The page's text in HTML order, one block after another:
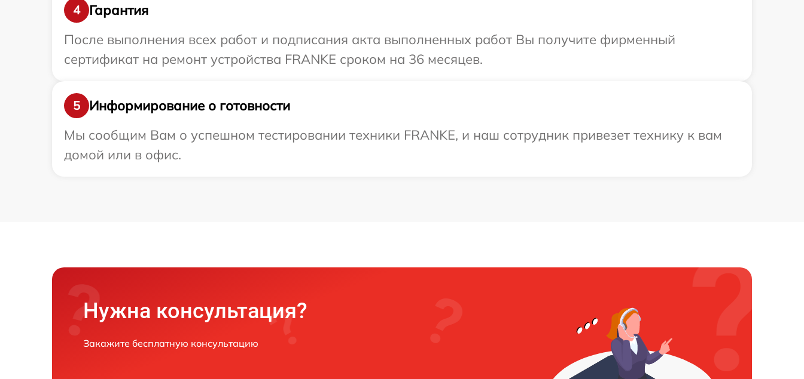
4
Гарантия
После выполнения всех работ и подписания акта выполненных работ Вы получите фирменный
сертификат на ремонт устройства FRANKE сроком на 36 месяцев.
5
Информирование о готовности
Мы сообщим Вам о успешном тестировании техники FRANKE, и наш сотрудник привезет технику к вам
домой или в офис.
Нужна консультация?
Закажите бесплатную консультацию